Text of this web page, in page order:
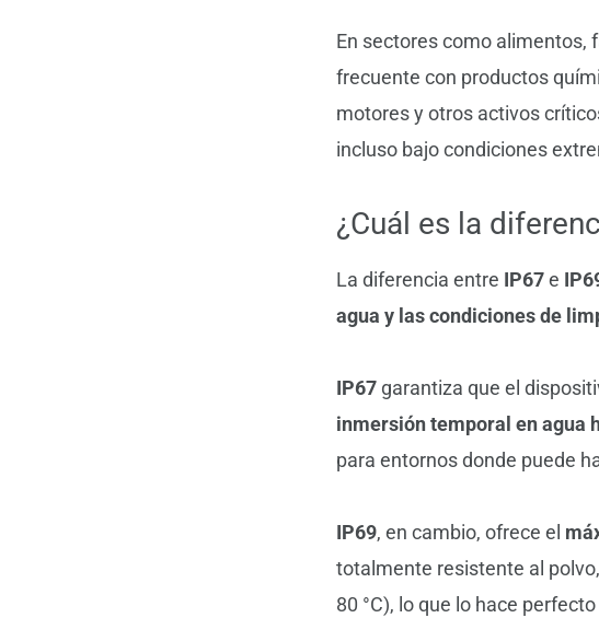
En sectores como alimentos,
frecuente con productos
motores y otros activos
incluso bajo condiciones
¿Cuál es la
La diferencia entre IP67e
agua y las condiciones de
IP67 garantiza que el
inmersión temporal en agua
para entornos donde puede
IP69, en cambio, ofrece el
totalmente resistente al
80 °C), lo que lo hace